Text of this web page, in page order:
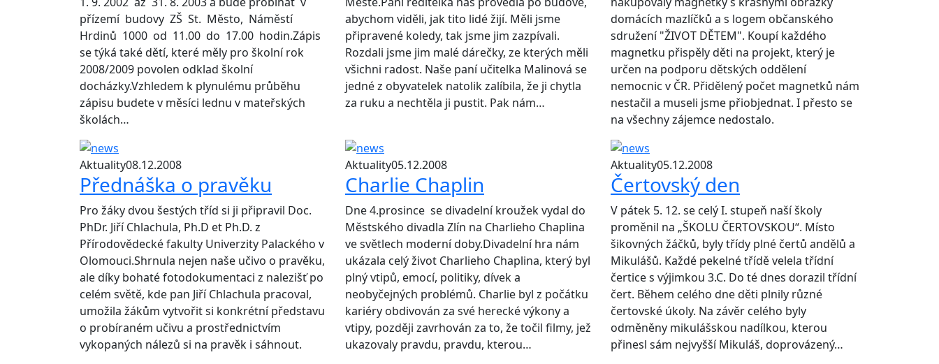
přízemí budovy ZŠ St. Město, Náměstí
Hrdinů 1000 od 11.00 do 17.00 hodin.Zápis
se týká také dětí, které měly pro školní rok
2008/2009 povolen odklad školní
docházky.Vzhledem k plynulému průběhu
zápisu budete v měsíci lednu v mateřských
školách…
abychom viděli, jak tito lidé žijí. Měli jsme
připravené koledy, tak jsme jim zazpívali.
Rozdali jsme jim malé dárečky, ze kterých měli
všichni radost. Naše paní učitelka Malinová se
jedné z obyvatelek natolik zalíbila, že ji chytla
za ruku a nechtěla ji pustit. Pak nám…
domácích mazlíčků a s logem občanského
sdružení "ŽIVOT DĚTEM". Koupí každého
magnetku přispěly děti na projekt, který je
určen na podporu dětských oddělení
nemocnic v ČR. Přidělený počet magnetků nám
nestačil a museli jsme přiobjednat. I přesto se
na všechny zájemce nedostalo.
Aktuality08.12.2008
Přednáška o pravěku
Pro žáky dvou šestých tříd si ji připravil Doc.
PhDr. Jiří Chlachula, Ph.D et Ph.D. z
Přírodovědecké fakulty Univerzity Palackého v
Olomouci.Shrnula nejen naše učivo o pravěku,
ale díky bohaté fotodokumentaci z nalezišť po
celém světě, kde pan Jiří Chlachula pracoval,
umožila žákům vytvořit si konkrétní představu
o probíraném učivu a prostřednictvím
vykopaných nálezů si na pravěk i sáhnout.
Aktuality05.12.2008
Charlie Chaplin
Dne 4.prosince se divadelní kroužek vydal do
Městského divadla Zlín na Charlieho Chaplina
ve světlech moderní doby.Divadelní hra nám
ukázala celý život Charlieho Chaplina, který byl
plný vtipů, emocí, politiky, dívek a
neobyčejných problémů. Charlie byl z počátku
kariéry obdivován za své herecké výkony a
vtipy, později zavrhován za to, že točil filmy, jež
ukazovaly pravdu, pravdu, kterou…
Aktuality05.12.2008
Čertovský den
V pátek 5. 12. se celý I. stupeň naší školy
proměnil na „ŠKOLU ČERTOVSKOU“. Místo
šikovných žáčků, byly třídy plné čertů andělů a
Mikulášů. Každé pekelné třídě velela třídní
čertice s výjimkou 3.C. Do té dnes dorazil třídní
čert. Během celého dne děti plnily různé
čertovské úkoly. Na závěr celého byly
odměněny mikulášskou nadílkou, kterou
přinesl sám nejvyšší Mikuláš, doprovázený…